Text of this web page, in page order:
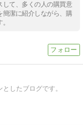
して、多くの人の購買意
簡潔に紹介しながら、購
したブログです。